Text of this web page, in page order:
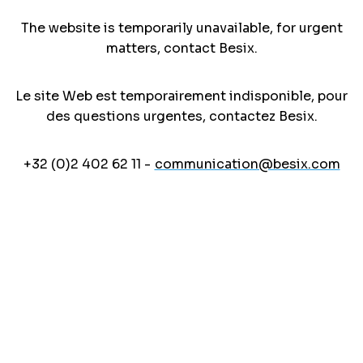
The website is temporarily unavailable, for urgent
matters, contact Besix.
Le site Web est temporairement indisponible, pour
des questions urgentes, contactez Besix.
+32 (0)2 402 62 11 - communication@besix.com